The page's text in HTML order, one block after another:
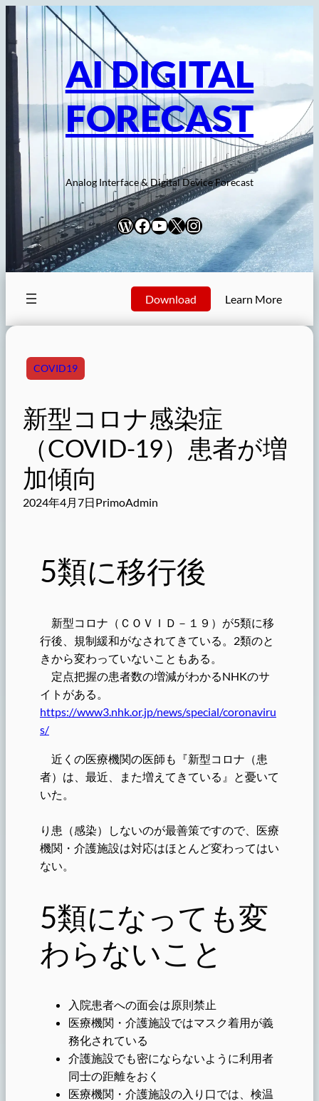
を
AI DIGITAL
FORECAST
Analog Interface & Digital Device Forecast
WordPress
Facebook
YouTube
X Instagram
Download Learn More
COVID19
新型コロナ感染症
（COVID-19）患者が増
加傾向
2024年4月7日PrimoAdmin
5類に移行後
新型コロナ（ＣＯＶＩＤ－１９）が5類に移
行後、規制緩和がなされてきている。2類のと
きから変わっていないこともある。
定点把握の患者数の増減がわかるNHKのサ
イトがある。
https://www3.nhk.or.jp/news/special/coronaviru
s/
近くの医療機関の医師も『新型コロナ（患
者）は、最近、また増えてきている』と憂いて
いた。
り患（感染）しないのが最善策ですので、医療
機関・介護施設は対応はほとんど変わってはい
ない。
5類になっても変
わらないこと
入院患者への面会は原則禁止
医療機関・介護施設ではマスク着用が義
務化されている
介護施設でも密にならないように利用者
同士の距離をおく
医療機関・介護施設の入り口では、検温